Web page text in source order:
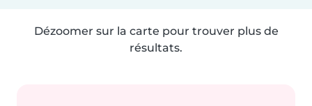
Dézoomer sur la carte pour trouver plus de
résultats.